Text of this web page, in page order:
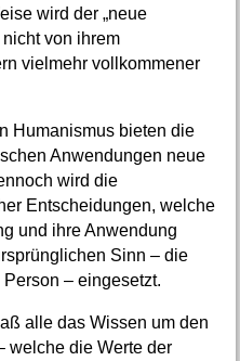
wird der „neue
von ihrem
vielmehr vollkommener
Humanismus bieten die
Anwendungen neue
wird die
Entscheidungen, welche
und ihre Anwendung
Sinn – die
– eingesetzt.
alle das Wissen um den
welche die Werte der